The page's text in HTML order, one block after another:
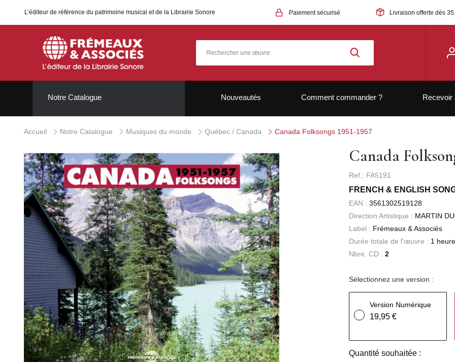
L’éditeur de référence du patrimoine musical et de la Librairie Sonore Paiement sécurisé Livraison offerte dès
Notre Catalogue Nouveautés Comment commander ? Recevoir
Accueil Notre Catalogue Musiques du monde Québec / Canada Canada Folksongs 1951-1957
Canada
Ref.: FA5191
FRENCH & ENGLISH
EAN : 3561302519128
Direction Artistique : MARTIN
Label : Frémeaux & Associés
Durée totale de l'œuvre : 1
Nbre. CD : 2
Sélectionnez une version :
Version Numérique
19,95 €
Quantité souhaitée :